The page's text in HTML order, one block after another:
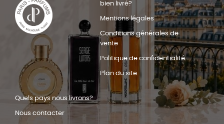
bien livré?
Mentions légales
Conditions générales de
vente
Politique de confidentialité
Plan du site
Quels pays nous livrons?
Nous contacter